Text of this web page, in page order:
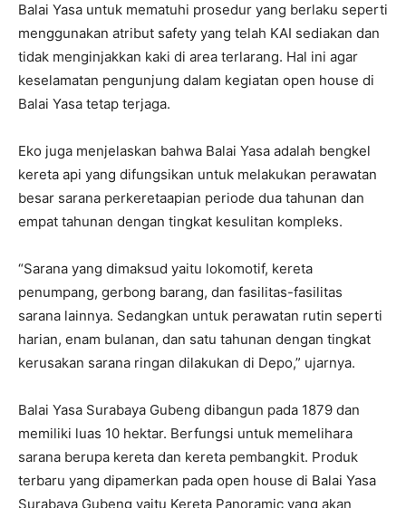
Balai Yasa untuk mematuhi prosedur yang berlaku seperti
menggunakan atribut safety yang telah KAI sediakan dan
tidak menginjakkan kaki di area terlarang. Hal ini agar
keselamatan pengunjung dalam kegiatan open house di
Balai Yasa tetap terjaga.
Eko juga menjelaskan bahwa Balai Yasa adalah bengkel
kereta api yang difungsikan untuk melakukan perawatan
besar sarana perkeretaapian periode dua tahunan dan
empat tahunan dengan tingkat kesulitan kompleks.
“Sarana yang dimaksud yaitu lokomotif, kereta
penumpang, gerbong barang, dan fasilitas-fasilitas
sarana lainnya. Sedangkan untuk perawatan rutin seperti
harian, enam bulanan, dan satu tahunan dengan tingkat
kerusakan sarana ringan dilakukan di Depo,” ujarnya.
Balai Yasa Surabaya Gubeng dibangun pada 1879 dan
memiliki luas 10 hektar. Berfungsi untuk memelihara
sarana berupa kereta dan kereta pembangkit. Produk
terbaru yang dipamerkan pada open house di Balai Yasa
Surabaya Gubeng yaitu Kereta Panoramic yang akan